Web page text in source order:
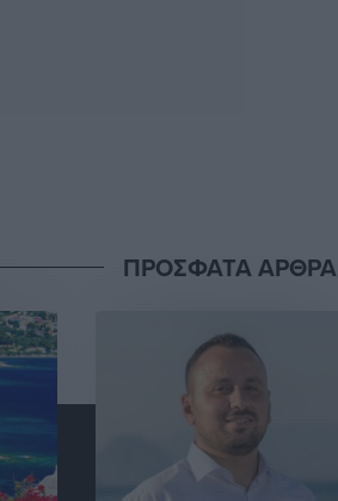
ΠΡΟΣΦΑΤΑ ΑΡΘΡΑ